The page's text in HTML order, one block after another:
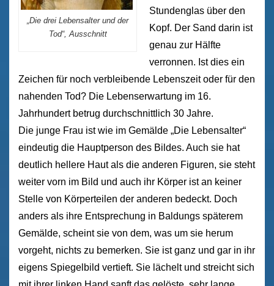
„Die drei Lebensalter und der
Tod“, Ausschnitt
Stundenglas über den
Kopf. Der Sand darin ist
genau zur Hälfte
verronnen. Ist dies ein
Zeichen für noch verbleibende Lebenszeit oder für den
nahenden Tod? Die Lebenserwartung im 16.
Jahrhundert betrug durchschnittlich 30 Jahre.
Die junge Frau ist wie im Gemälde „Die Lebensalter“
eindeutig die Hauptperson des Bildes. Auch sie hat
deutlich hellere Haut als die anderen Figuren, sie steht
weiter vorn im Bild und auch ihr Körper ist an keiner
Stelle von Körperteilen der anderen bedeckt. Doch
anders als ihre Entsprechung in Baldungs späterem
Gemälde, scheint sie von dem, was um sie herum
vorgeht, nichts zu bemerken. Sie ist ganz und gar in ihr
eigens Spiegelbild vertieft. Sie lächelt und streicht sich